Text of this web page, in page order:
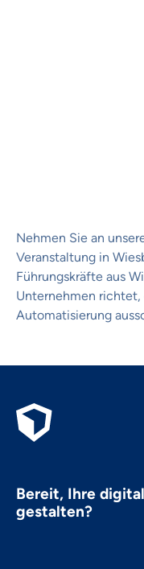
Nehmen Sie an
Veranstaltung in
Führungskräfte aus
Unternehmen richtet,
Automatisierung
Bereit, Ihre
gestalten?